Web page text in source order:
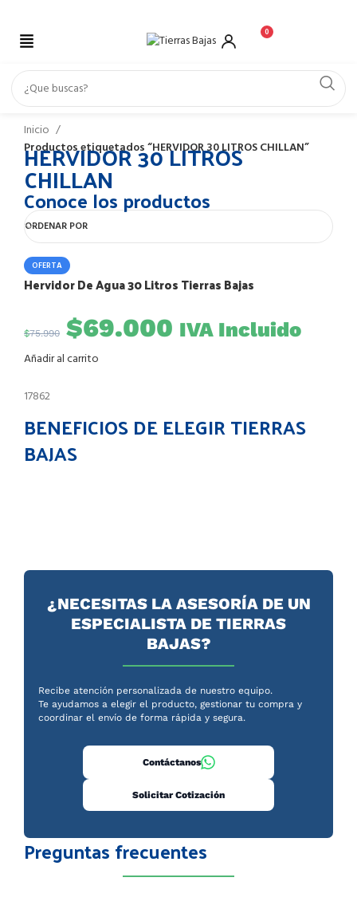
0
Inicio
Productos etiquetados “HERVIDOR 30 LITROS CHILLAN”
HERVIDOR 30 LITROS
CHILLAN
Conoce los productos
ORDENAR POR
OFERTA
17862
Hervidor De Agua 30 Litros Tierras Bajas
$75.990 $69.000 IVA Incluido
Añadir al carrito
BENEFICIOS DE ELEGIR TIERRAS
BAJAS
¿NECESITAS LA ASESORÍA DE UN
ESPECIALISTA DE TIERRAS
BAJAS?
Recibe atención personalizada de nuestro equipo.
Te ayudamos a elegir el producto, gestionar tu compra y
coordinar el envío de forma rápida y segura.
Contáctanos
Solicitar Cotización
Preguntas frecuentes